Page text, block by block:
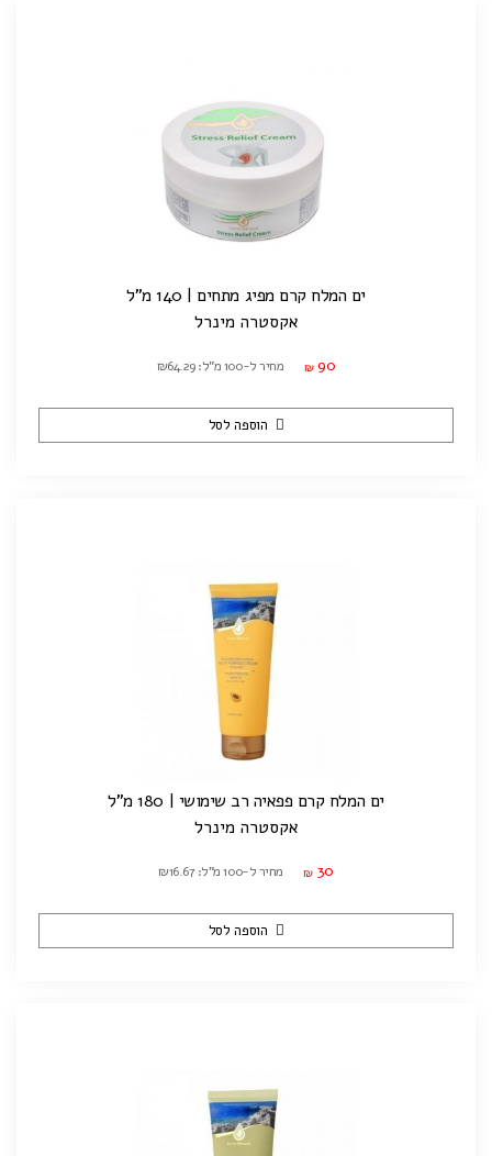
ים המלח קרם מפיג מתחים | 140 מ"ל
אקסטרה מינרל
₪ 90 מחיר ל-100 מ"ל: ₪64.29
הוספה לסל
ים המלח קרם פפאיה רב שימושי | 180 מ"ל
אקסטרה מינרל
₪ 30 מחיר ל-100 מ"ל: ₪16.67
הוספה לסל